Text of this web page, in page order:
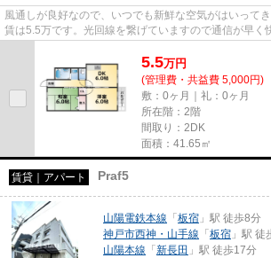
風通しが良好なので、いつでも新鮮な空気がはいって
賃は5.5万です。光回線を繋げていますので通信が早く
5.5万円
(管理費・共益費 5,000円)
敷：0ヶ月｜礼：0ヶ月
所在階：2階
間取り：2DK
面積：41.65㎡
賃貸｜アパート Praf5
山陽電鉄本線 「 板宿 」駅 徒歩8分
神戸市西神・山手線 「 板宿 」駅 徒
山陽本線 「 新長田 」駅 徒歩17分